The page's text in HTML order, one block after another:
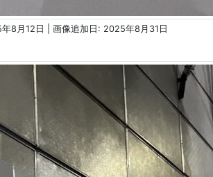
8月12日 | 画像追加日: 2025年8月31日